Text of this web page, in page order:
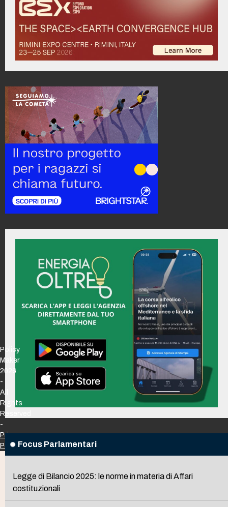
Focus Parlamentari
Legge di Bilancio 2025: le norme in materia di Affari
costituzionali
Policy
Maker
2026
-
All
Rights
Reserved
-
Privacy
Policy